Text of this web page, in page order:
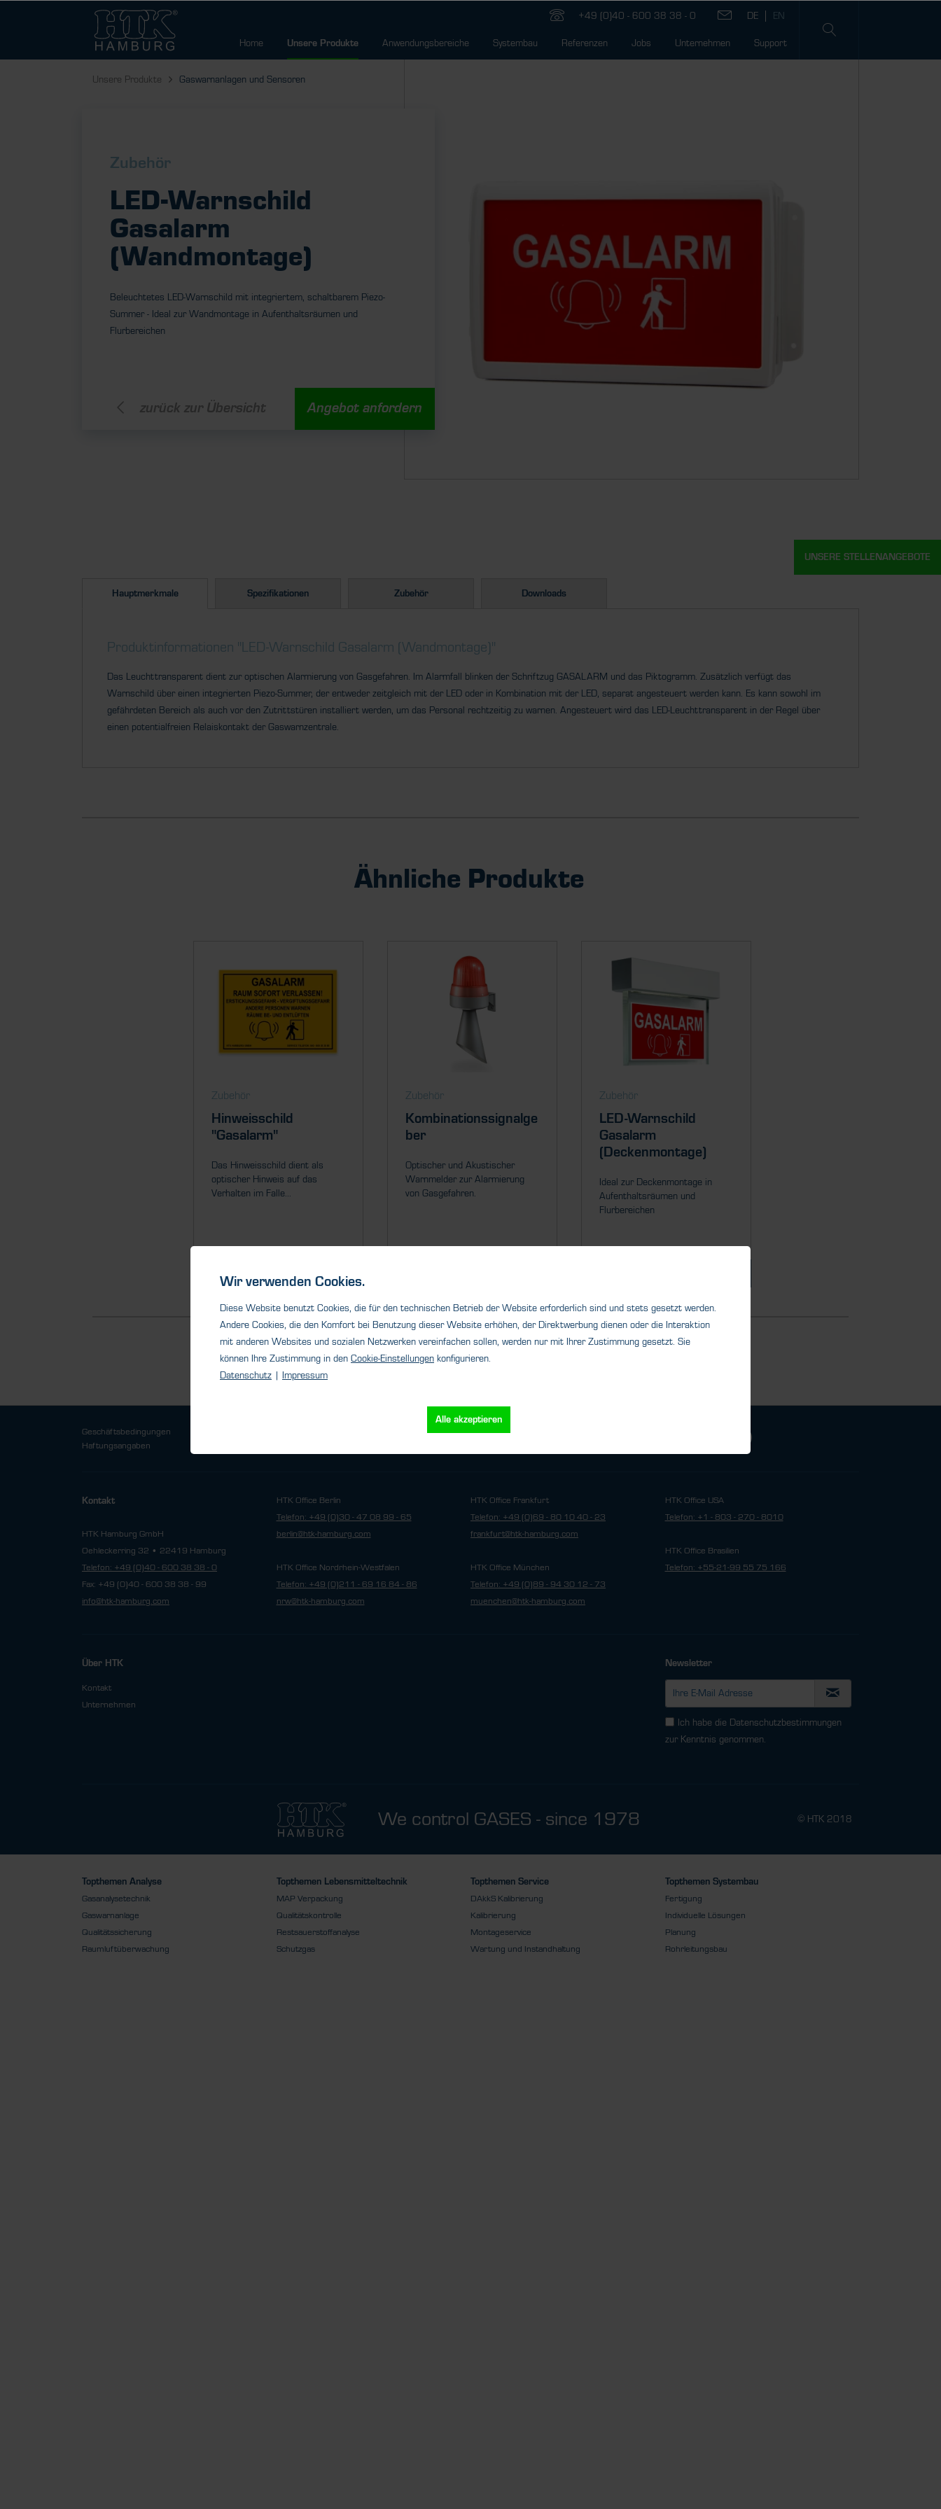
+49 (0)40 - 600 38 38 - 0
Home Unsere Produkte Anwendungsbereiche Systembau Referenzen Jobs Unternehmen Support
Unsere Produkte Gaswarnanlagen und Sensoren
Zubehör
LED-Warnschild
Gasalarm
(Wandmontage)
Beleuchtetes LED-Warnschild mit integriertem, schaltbarem Piezo-
Summer - Ideal zur Wandmontage in Aufenthaltsräumen und
Flurbereichen
zurück zur Übersicht Angebot anfordern
Hauptmerkmale Spezifikationen Zubehör Downloads
Produktinformationen "LED-Warnschild Gasalarm (Wandmontage)"
Das Leuchttransparent dient zur optischen Alarmierung von Gasgefahren. Im Alarmfall blinken der Schriftzug GASALARM und das Piktogramm. Zusätzlich verfügt das
Warnschild über einen integrierten Piezo-Summer, der entweder zeitgleich mit der LED oder in Kombination mit der LED, separat angesteuert werden kann. Es kann sowohl im
gefährdeten Bereich als auch vor den Zutrittstüren installiert werden, um das Personal rechtzeitig zu warnen. Angesteuert wird das LED-Leuchttransparent in der Regel über
einen potentialfreien Relaiskontakt der Gaswarnzentrale.
Ähnliche Produkte
Zubehör
Hinweisschild
"Gasalarm"
Das Hinweisschild dient als
optischer Hinweis auf das
Verhalten im Falle...
Zubehör
Kombinationssignalge
ber
Optischer und Akustischer
Warnmelder zur Alarmierung
von Gasgefahren.
Zubehör
LED-Warnschild
Gasalarm
(Deckenmontage)
Ideal zur Deckenmontage in
Aufenthaltsräumen und
Flurbereichen
Geschäftsbedingungen
Haftungsangaben
Kontakt
HTK Hamburg GmbH
Oehleckerring 32 • 22419 Hamburg
Telefon: +49 (0)40 - 600 38 38 - 0
Fax: +49 (0)40 - 600 38 38 - 99
info@htk-hamburg.com
HTK Office Berlin
Telefon: +49 (0)30 - 47 08 99 - 65
berlin@htk-hamburg.com
HTK Office Nordrhein-Westfalen
Telefon: +49 (0)211 - 69 16 84 - 86
nrw@htk-hamburg.com
HTK Office Frankfurt
Telefon: +49 (0)69 - 80 10 40 - 23
frankfurt@htk-hamburg.com
HTK Office München
Telefon: +49 (0)89 - 94 30 12 - 73
muenchen@htk-hamburg.com
HTK Office USA
Telefon: +1 - 803 - 270 - 8010
HTK Office Brasilien
Telefon: +55-21-99 55 75 166
Über HTK
Kontakt
Unternehmen
Newsletter
Ich habe die Datenschutzbestimmungen
zur Kenntnis genommen.
We control GASES - since 1978 © HTK 2018
Topthemen Analyse
Gasanalysetechnik
Gaswarnanlage
Qualitätssicherung
Raumluftüberwachung
Topthemen Lebensmitteltechnik
MAP Verpackung
Qualitätskontrolle
Restsauerstoffanalyse
Schutzgas
Topthemen Service
DAkkS Kalibrierung
Kalibrierung
Montageservice
Wartung und Instandhaltung
Topthemen Systembau
Fertigung
Individuelle Lösungen
Planung
Rohrleitungsbau
UNSERE STELLENANGEBOTE
Wir verwenden Cookies.
Diese Website benutzt Cookies, die für den technischen Betrieb der Website erforderlich sind und stets gesetzt werden.
Andere Cookies, die den Komfort bei Benutzung dieser Website erhöhen, der Direktwerbung dienen oder die Interaktion
mit anderen Websites und sozialen Netzwerken vereinfachen sollen, werden nur mit Ihrer Zustimmung gesetzt. Sie
können Ihre Zustimmung in den Cookie-Einstellungen konfigurieren.
Datenschutz | Impressum
Alle akzeptieren